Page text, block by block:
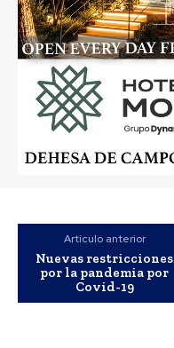
Artículo anterior
Nuevas restricciones
por la pandemia por
Covid-19